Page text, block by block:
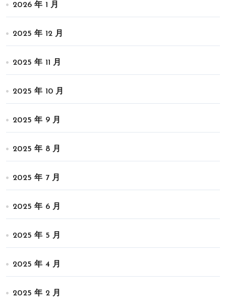
2026 年 1 月
2025 年 12 月
2025 年 11 月
2025 年 10 月
2025 年 9 月
2025 年 8 月
2025 年 7 月
2025 年 6 月
2025 年 5 月
2025 年 4 月
2025 年 2 月